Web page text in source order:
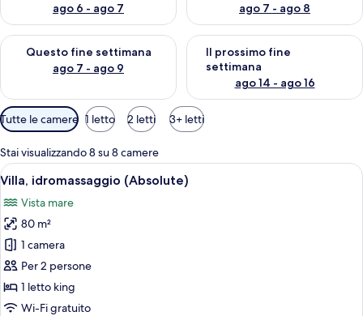
i
v
t
ago 6 - ago 7
ago 7 - ago 8
Questo fine settimana
ago 7 - ago 9
Verifica la disponibilità per questo fine settimana, ago 7 - ago
Il prossimo fine
settimana
ago 14 - ago 16
Verifica la disponibilità per il
Filtri
disponibili
per
le
camere
Tutte le camere 1 letto 2 letti 3+ letti
Stai visualizzando 8 su 8 camere
Apri
tutte
le
foto
per
Villa,
idromassaggio
(Absolute)
Un bagno moderno con uno
6
Villa, idromassaggio (Absolute)
Vista mare
80 m²
1 camera
Per 2 persone
1 letto king
Wi-Fi gratuito